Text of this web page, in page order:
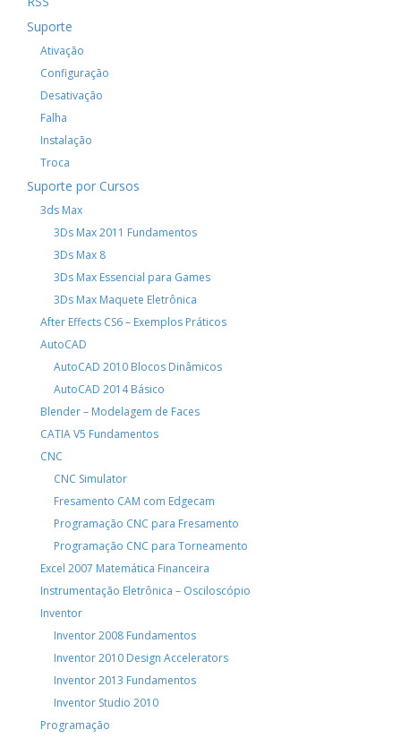
Suporte
Ativação
Configuração
Desativação
Falha
Instalação
Troca
Suporte por Cursos
3ds Max
3Ds Max 2011 Fundamentos
3Ds Max 8
3Ds Max Essencial para Games
3Ds Max Maquete Eletrônica
After Effects CS6 – Exemplos Práticos
AutoCAD
AutoCAD 2010 Blocos Dinâmicos
AutoCAD 2014 Básico
Blender – Modelagem de Faces
CATIA V5 Fundamentos
CNC
CNC Simulator
Fresamento CAM com Edgecam
Programação CNC para Fresamento
Programação CNC para Torneamento
Excel 2007 Matemática Financeira
Instrumentação Eletrônica – Osciloscópio
Inventor
Inventor 2008 Fundamentos
Inventor 2010 Design Accelerators
Inventor 2013 Fundamentos
Inventor Studio 2010
Programação